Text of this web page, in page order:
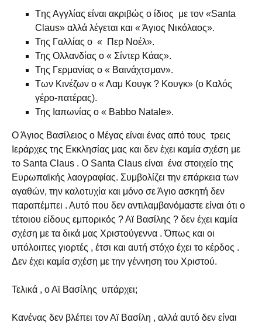
Tης Αγγλίας είναι ακριβώς ο ίδιος με τον «Santa
Claus» αλλά λέγεται και « Άγιος Νικόλαος».
Της Γαλλίας ο « Περ Νοέλ».
Της Ολλανδίας ο « Σίντερ Κάας».
Της Γερμανίας ο « Βαινάχτσμαν».
Των Κινέζων ο « Λαμ Κουγκ ? Κουγκ» (ο Καλός
γέρο-πατέρας).
Της Ιαπωνίας ο « Babbo Natale».
Ο Άγιος Βασίλειος ο Μέγας είναι ένας από τους τρεις
Ιεράρχες της Εκκλησίας μας και δεν έχει καμία σχέση με
το Santa Claus . O Santa Claus είναι ένα στοιχείο της
Ευρωπαϊκής λαογραφίας. Συμβολίζει την επάρκεια των
αγαθών, την καλοτυχία και μόνο σε Άγιο ασκητή δεν
παραπέμπει . Αυτό που δεν αντιλαμβανόμαστε είναι ότι ο
τέτοιου είδους εμπορικός ? Αϊ Βασίλης ? δεν έχει καμία
σχέση με τα δικά μας Χριστούγεννα . Όπως και οι
υπόλοιπες γιορτές , έτσι και αυτή στόχο έχει το κέρδος .
Δεν έχει καμία σχέση με την γέννηση του Χριστού.
Τελικά , ο Αϊ Βασίλης υπάρχει;
Κανένας δεν βλέπει τον Αϊ Βασίλη , αλλά αυτό δεν είναι